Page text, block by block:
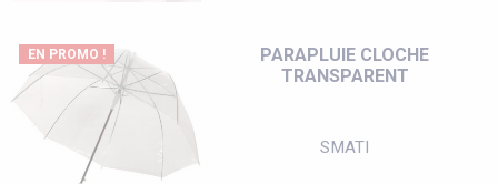
PARAPLUIE CLOCHE
TRANSPARENT
SMATI
EN PROMO !